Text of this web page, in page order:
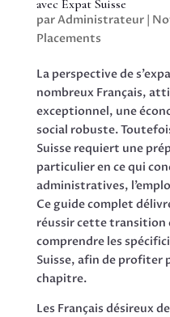
avec Expat Suisse
parAdministrateur|
Placements
La perspective de
nombreux Français,
exceptionnel, une
social robuste.
Suisse requiert une
particulier en ce qui
administratives,
Ce guide complet
réussir cette transition
comprendre les
Suisse, afin de profiter
chapitre.
Les Français désireux